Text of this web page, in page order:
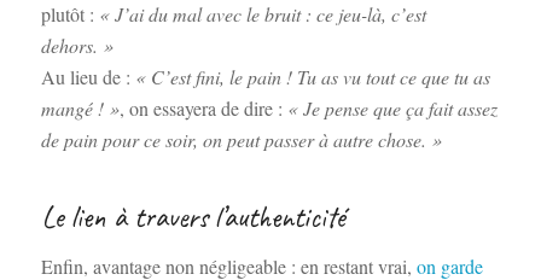
plutôt : « J’ai du mal avec le bruit : ce jeu-là, c’est
dehors. »
Au lieu de : « C’est fini, le pain ! Tu as vu tout ce que tu as
mangé ! », on essayera de dire : « Je pense que ça fait assez
de pain pour ce soir, on peut passer à autre chose. »
Le lien à travers l’authenticité
Enfin, avantage non négligeable : en restant vrai, on garde